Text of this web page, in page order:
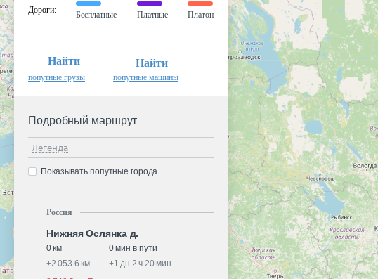
Дороги:
Бесплатные Платные Платон
Найти
попутные грузы
Найти
попутные машины
Подробный маршрут
Легенда
Показывать попутные города
Россия
Нижняя Ослянка д.
0 км
0 мин в пути
+2 053.6 км +1 дн 2 ч 20 мин